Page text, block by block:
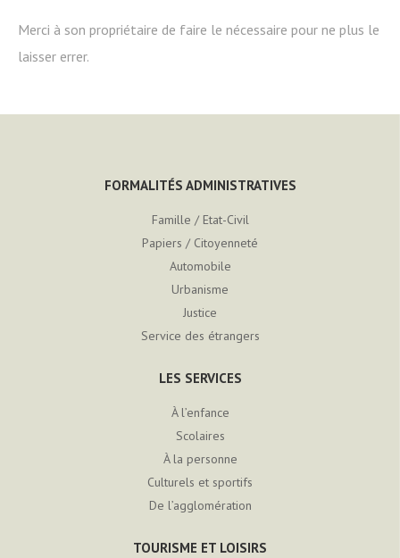
Merci à son propriétaire de faire le nécessaire pour ne plus le
laisser errer.
FORMALITÉS ADMINISTRATIVES
Famille / Etat-Civil
Papiers / Citoyenneté
Automobile
Urbanisme
Justice
Service des étrangers
LES SERVICES
À l’enfance
Scolaires
À la personne
Culturels et sportifs
De l’agglomération
TOURISME ET LOISIRS